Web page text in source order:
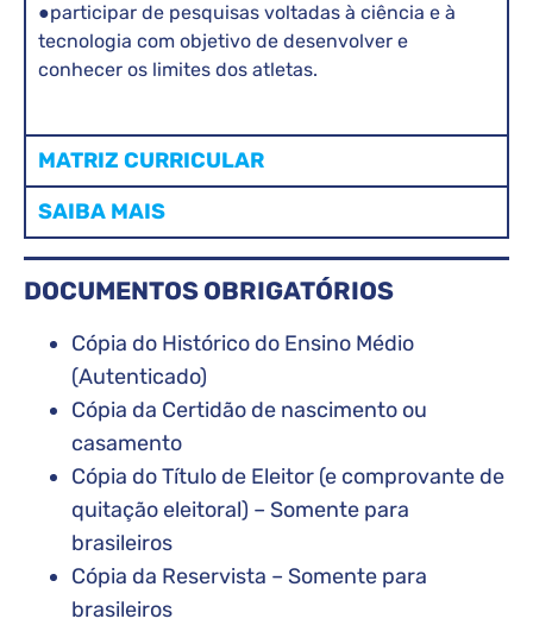
●participar de pesquisas voltadas à ciência e à
tecnologia com objetivo de desenvolver e
conhecer os limites dos atletas.
MATRIZ CURRICULAR
SAIBA MAIS
DOCUMENTOS OBRIGATÓRIOS
Cópia do Histórico do Ensino Médio
(Autenticado)
Cópia da Certidão de nascimento ou
casamento
Cópia do Título de Eleitor (e comprovante de
quitação eleitoral) – Somente para
brasileiros
Cópia da Reservista – Somente para
brasileiros